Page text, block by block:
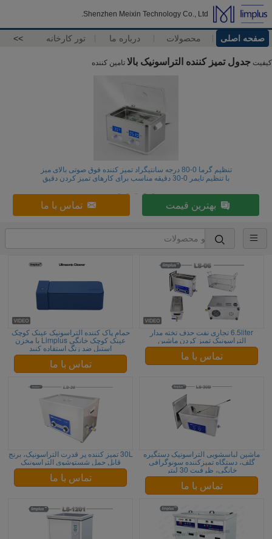
Shenzhen Meixin Technology Co., Ltd.
صفحه اصلی محصولات درباره ما تور کارخانه >>
کیفیت جدول تمیز کننده التراسونیک بالا تامین کننده
تنظیم گرما 0-80 درجه سانتیگراد تمیز کننده فوق صوتی بالای میز
با تنظیم تایمر 0-30 دقیقه مناسب برای کارهای تمیز کردن دقیق
بهترین قیمت تماس با ما
حمام پاک کننده التراسونیک عینک کوچک
عینک کوچک خانگی Limplus با مخزن
استیل ضد زنگ استفاده کنید
تماس با ما
6.5liter تجاری نفت حذف تخته مدار
التراسونیک تمیز کردن ماشین
تماس با ما
30L تمیز کننده پر قدرت التراسونیک، برنج
قابل حمل شستوشوی التراسونیک
تماس با ما
ماشین لباسشویی التراسونیک دستگیره
گلف، دستگاه تمیزکننده سونوگرافی
خانگی، ظرفیت 30 لیتر
تماس با ما